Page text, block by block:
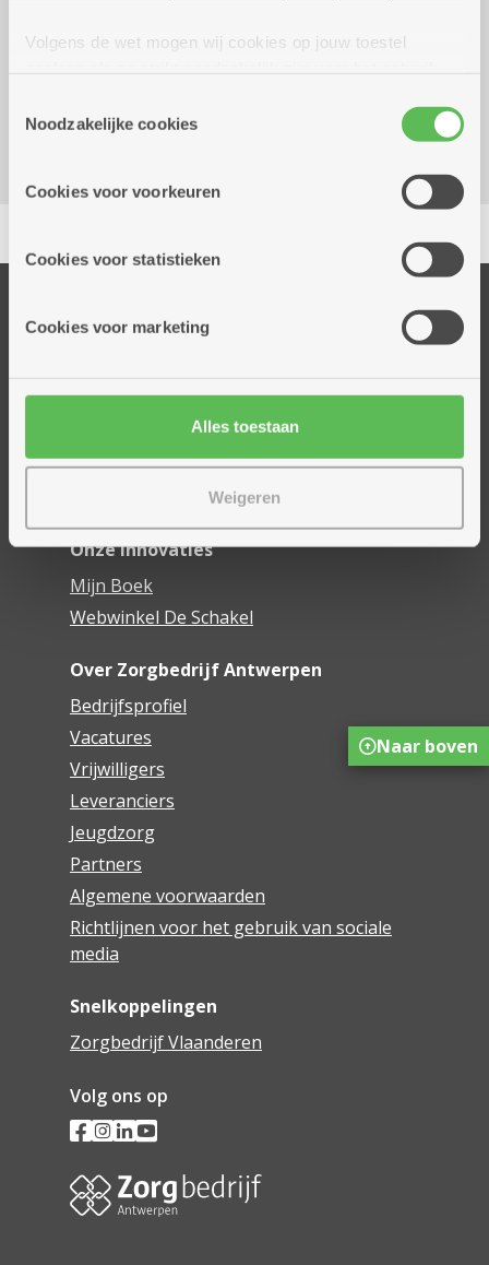
Volgens de wet mogen wij cookies op jouw toestel
cookies hebben we jouw toestemming nodig. Sommige
cookies worden geplaatst door derde partijen die een
informatie over jouw (geanonimiseerd) gebruik van onze
partners kunnen deze gegevens combineren met andere
Noodzakelijke cookies
Cookies voor voorkeuren
Cookies voor statistieken
Cookies voor marketing
Alles toestaan
Weigeren
Reserveer vervoer
2140 Borgerhout
Thuisdiensten
Assistentiewoningen
Woonzorgcentra
Financieel comfort
Onze innovaties
Mijn Boek
Webwinkel De Schakel
Over Zorgbedrijf Antwerpen
Bedrijfsprofiel
Vacatures
Vrijwilligers
Leveranciers
Jeugdzorg
Partners
Algemene voorwaarden
Richtlijnen voor het gebruik van sociale
media
Snelkoppelingen
Zorgbedrijf Vlaanderen
Volg ons op
Naar boven